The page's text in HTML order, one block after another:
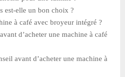
est-elle un bon choix ?
à café avec broyeur intégré ?
d’acheter une machine à café
avant d’acheter une machine à